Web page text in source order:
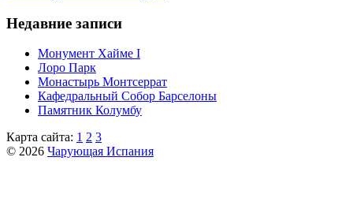
Недавние записи
Монумент Хайме I
Лоро Парк
Монастырь Монтсеррат
Кафeдрaльный Собор Барселоны
Пaмятник Колумбу
Карта сайта: 1 2 3
© 2026 Чарующая Испания